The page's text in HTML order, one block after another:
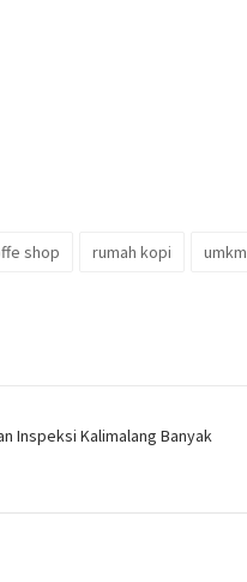
shop rumah kopi umkm
Inspeksi Kalimalang Banyak